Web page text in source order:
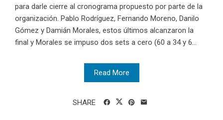
para darle cierre al cronograma propuesto por parte de la
organización. Pablo Rodríguez, Fernando Moreno, Danilo
Gómez y Damián Morales, estos últimos alcanzaron la
final y Morales se impuso dos sets a cero (60 a 34 y 6...
Read More
SHARE